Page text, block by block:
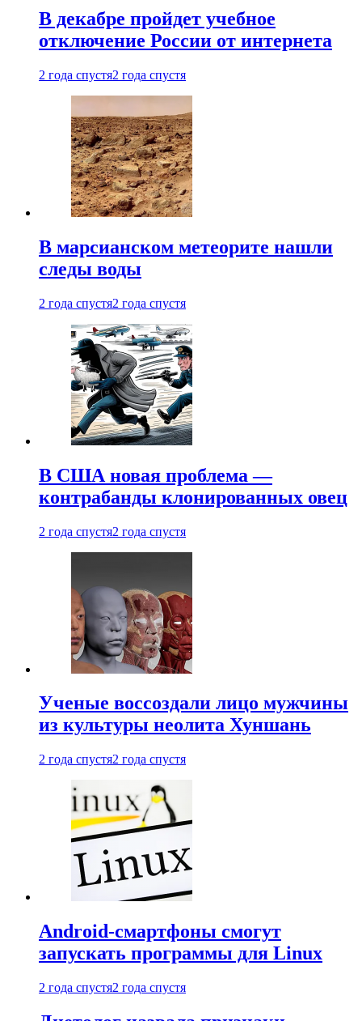
В декабре пройдет учебное
отключение России от интернета
2 года спустя2 года спустя
В марсианском метеорите нашли
следы воды
2 года спустя2 года спустя
В США новая проблема —
контрабанды клонированных овец
2 года спустя2 года спустя
Ученые воссоздали лицо мужчины
из культуры неолита Хуншань
2 года спустя2 года спустя
Android-смартфоны смогут
запускать программы для Linux
2 года спустя2 года спустя